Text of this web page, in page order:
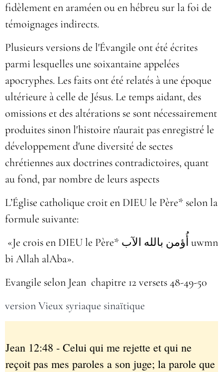
fidèlement en araméen ou en hébreu sur la foi de
témoignages indirects.
Plusieurs versions de l'Évangile ont été écrites
parmi lesquelles une soixantaine appelées
apocryphes. Les faits ont été relatés à une époque
ultérieure à celle de Jésus. Le temps aidant, des
omissions et des altérations se sont nécessairement
produites sinon l'histoire n'aurait pas enregistré le
développement d'une diversité de sectes
chrétiennes aux doctrines contradictoires, quant
au fond, par nombre de leurs aspects
L’Église catholique croit en DIEU le Père* selon la
formule suivante:
«Je crois en DIEU le Père* أُؤمن بالله الآب uwmn
bi Allah alAba».
Evangile selon Jean chapitre 12 versets 48-49-50
version Vieux syriaque sinaïtique
Jean 12:48 - Celui qui me rejette et qui ne
reçoit pas mes paroles a son juge; la parole que